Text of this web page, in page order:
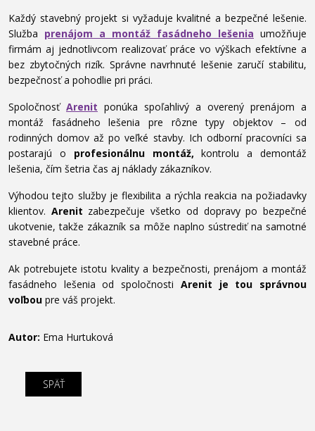
Každý stavebný projekt si vyžaduje kvalitné a bezpečné lešenie.
Služba prenájom a montáž fasádneho lešenia umožňuje
firmám aj jednotlivcom realizovať práce vo výškach efektívne a
bez zbytočných rizík. Správne navrhnuté lešenie zaručí stabilitu,
bezpečnosť a pohodlie pri práci.
Spoločnosť Arenit ponúka spoľahlivý a overený prenájom a
montáž fasádneho lešenia pre rôzne typy objektov – od
rodinných domov až po veľké stavby. Ich odborní pracovníci sa
postarajú o profesionálnu montáž, kontrolu a demontáž
lešenia, čím šetria čas aj náklady zákazníkov.
Výhodou tejto služby je flexibilita a rýchla reakcia na požiadavky
klientov. Arenit zabezpečuje všetko od dopravy po bezpečné
ukotvenie, takže zákazník sa môže naplno sústrediť na samotné
stavebné práce.
Ak potrebujete istotu kvality a bezpečnosti, prenájom a montáž
fasádneho lešenia od spoločnosti Arenit je tou správnou
voľbou pre váš projekt.
Autor: Ema Hurtuková
SPÄŤ